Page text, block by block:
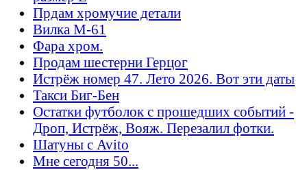
Прдам хромучие детали
Вилка М-61
Фара хром.
Продам шестерни Герцог
Истрёж номер 47. Лето 2026. Вот эти даты
Такси Биг-Бен
Остатки футболок с прошедших событий -
Дроп, Истрёж, Вояж. Перезалил фотки.
Шатуны с Avito
Мне сегодня 50...